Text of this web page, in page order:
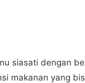
siasati dengan
makanan yang